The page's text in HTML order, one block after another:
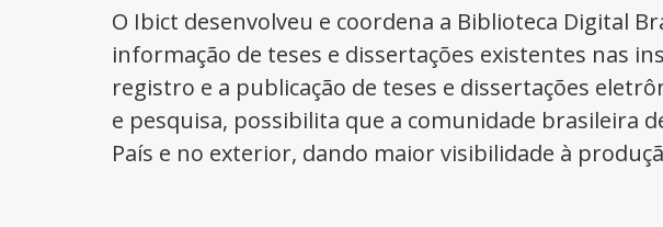
O Ibict desenvolveu e coordena a Biblioteca Digital
informação de teses e dissertações existentes nas
registro e a publicação de teses e dissertações
e pesquisa, possibilita que a comunidade brasileira
País e no exterior, dando maior visibilidade à